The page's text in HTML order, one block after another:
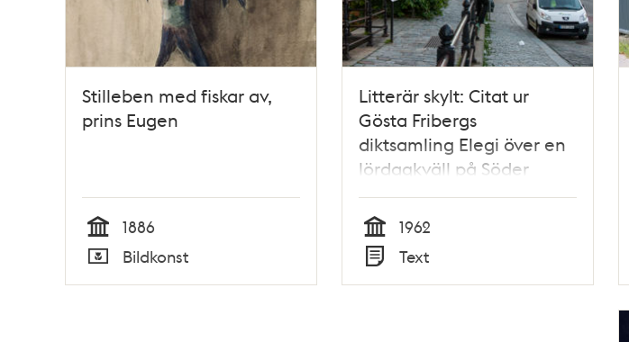
Stilleben med fiskar av,
prins Eugen
Tid
1886
Typ
Bildkonst
Litterär skylt: Citat ur
Gösta Fribergs
diktsamling Elegi över en
lördagkväll på Söder
Tid
1962
Typ
Text